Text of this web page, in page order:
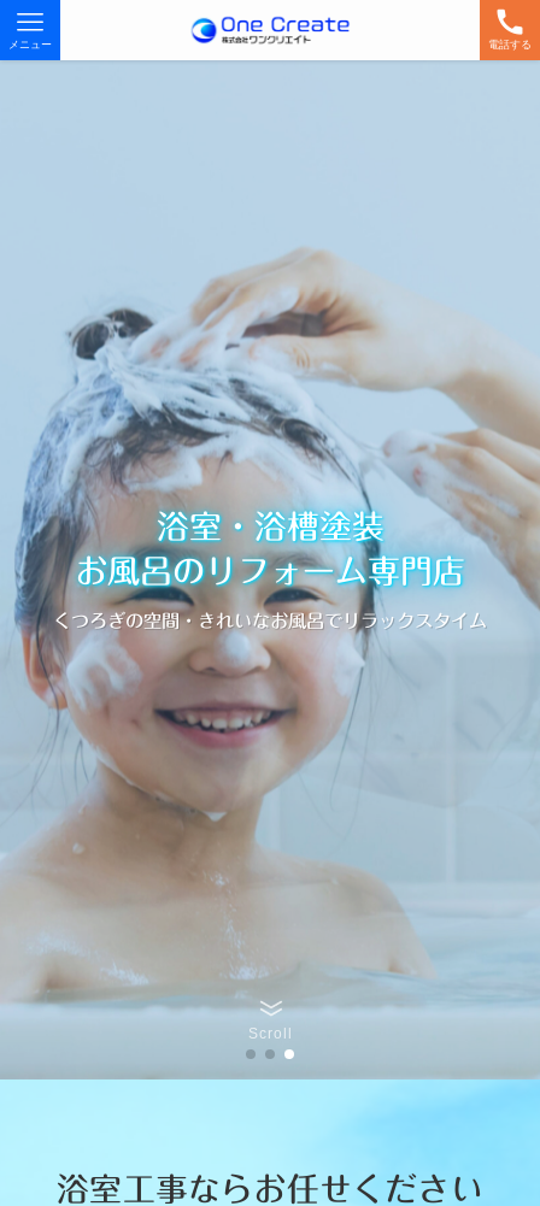
電話する
メニュー
浴室・浴槽塗装
お風呂のリフォーム専門店
くつろぎの空間・きれいなお風呂でリラックスタイム
Scroll
浴室工事ならお任せください